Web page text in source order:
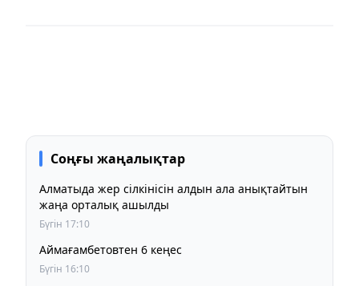
Соңғы жаңалықтар
Алматыда жер сілкінісін алдын ала анықтайтын
жаңа орталық ашылды
Бүгін 17:10
Аймағамбетовтен 6 кеңес
Бүгін 16:10